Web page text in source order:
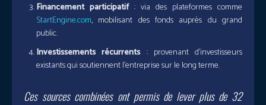
Financement participatif: via des plateformes comme
StartEngine.com, mobilisant des fonds auprès du grand
public.
Investissements récurrents: provenant d’investisseurs
existants qui soutiennent l’entreprise sur le long terme.
Ces sources combinées ont permis de lever plus de 32